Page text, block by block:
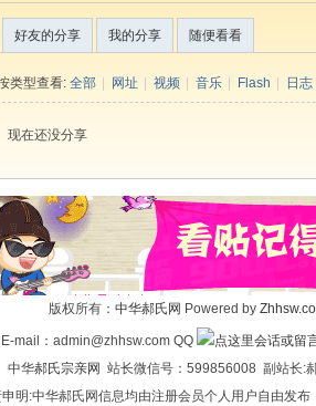
好友的分享 我的分享 随便看看
类型查看: 全部 网址 视频 音乐 Flash 日志
现在还没分享
版权所有： 中华郝氏网 Powered by
mail：admin@zhhsw.com QQ
中华郝氏宗亲网 站长微信号：599856008 副站长:
明:中华郝氏网信息均由注册会员个人用户自由发